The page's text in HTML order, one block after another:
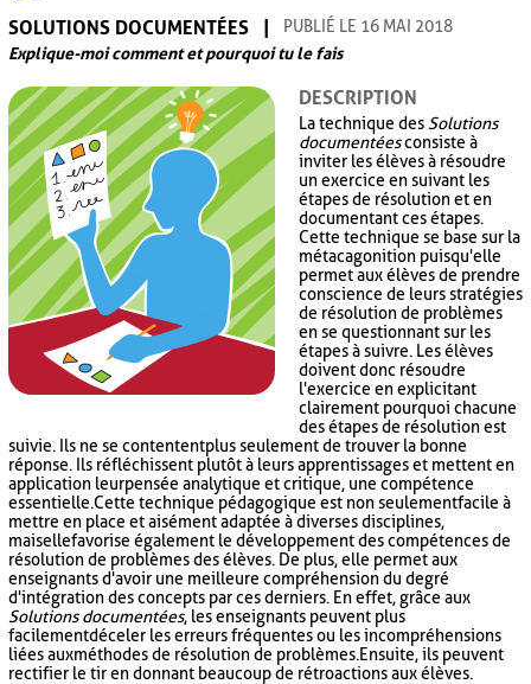
SOLUTIONS DOCUMENTÉES
PUBLIÉ LE 16 MAI 2018
Explique-moi comment et pourquoi tu le fais
DESCRIPTION
La technique des Solutions
documentéesconsiste à
inviter les élèves à résoudre
un exercice en suivant les
étapes de résolution et en
documentant ces étapes.
Cette technique se base sur la
métacagonition puisqu'elle
permet aux élèves de prendre
conscience de leurs stratégies
de résolution de problèmes
en se questionnant sur les
étapes à suivre. Les élèves
doivent donc résoudre
l'exercice en explicitant
clairement pourquoi chacune
des étapes de résolution est
suivie. Ils ne se contentent plus seulement de trouver la bonne
réponse. Ils réfléchissent plutôt à leurs apprentissages et mettent en
application leur pensée analytique et critique, une compétence
essentielle. Cette technique pédagogique est non seulement facile à
mettre en place et aisément adaptée à diverses disciplines,
mais elle favorise également le développement des compétences de
résolution de problèmes des élèves. De plus, elle permet aux
enseignants d'avoir une meilleure compréhension du degré
d'intégration des concepts par ces derniers. En effet, grâce aux
Solutions documentées, les enseignants peuvent plus
facilement déceler les erreurs fréquentes ou les incompréhensions
liées aux méthodes de résolution de problèmes. Ensuite, ils peuvent
rectifier le tir en donnant beaucoup de rétroactions aux élèves.